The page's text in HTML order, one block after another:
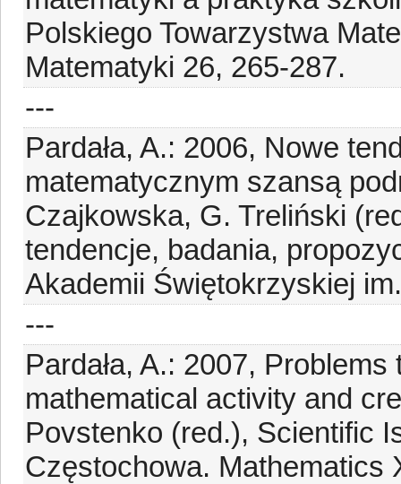
Polskiego Towarzystwa
Matematyki 26, 265-287.
---
Pardała, A.: 2006, Nowe
matematycznym szansą
Czajkowska, G. Treliński
tendencje, badania,
Akademii Świętokrzyskiej
---
Pardała, A.: 2007,
mathematical activity and
Povstenko (red.), Scientific
Częstochowa. Mathematics